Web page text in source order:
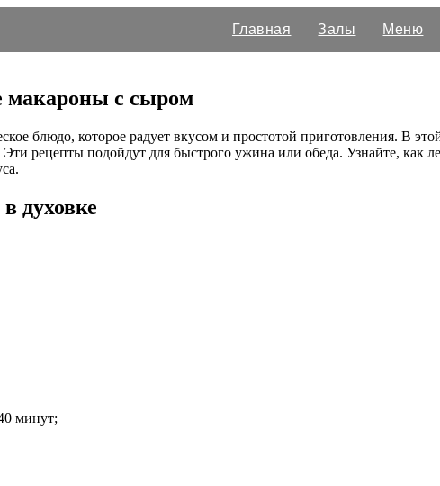
Главная Залы Меню
макароны с сыром
блюдо, которое радует вкусом и простотой приготовления. В
рецепты подойдут для быстрого ужина или обеда. Узнайте, как
духовке
минут;